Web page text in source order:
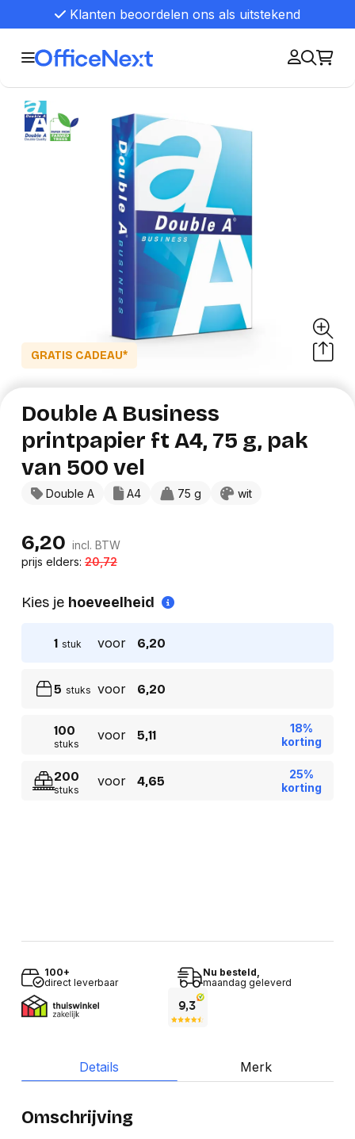
Klanten beoordelen ons als uitstekend
GRATIS CADEAU*
Double A A4 75 g wit
Double A Business
printpapier ft A4, 75 g, pak
van 500 vel
6,20 incl. BTW
prijs elders:20,72
Kies je hoeveelheid
1 stuk voor 6,20
5 stuks voor 6,20
100
stuks
voor 5,11
18%
korting
200
stuks
voor 4,65
25%
korting
100+
direct leverbaar
Nu besteld,
maandag geleverd
Details Merk
Omschrijving